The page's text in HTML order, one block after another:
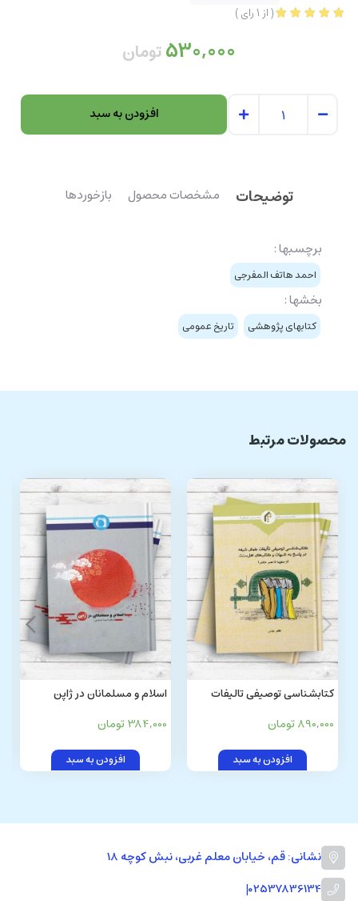
(از1رای)
530,000تومان
افزودن به سبد
توضیحات مشخصات محصول بازخوردها
برچسبها :
احمد هاتف المفرجی
بخشها :
کتابهای پژوهشی تاریخ عمومی
محصولات مرتبط
کتابشناسی توصیفی تالیفات
و کتابهای اهل سنت (از صفویه تا
عصر حاضر)
890,000 تومان
افزودن به سبد
اسلام و مسلمانان در ژاپن
384,000 تومان
افزودن به سبد
نشانی: قم، خیابان معلم غربی، نبش کوچه 18
02537836134
|